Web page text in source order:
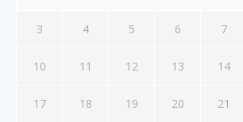
3 4 5 6 7
10 11 12 13 14
17 18 19 20 21